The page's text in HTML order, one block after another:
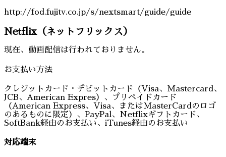
http://fod.fujitv.co.jp/s/nextsmart/guide/guide
Netflix（ネットフリックス）
現在、動画配信は行われておりません。
お支払い方法
クレジットカード・デビットカード（Visa、Mastercard、
JCB、American Expres）、プリペイドカード
（American Express、Visa、またはMasterCardのロゴ
のあるものに限定）、PayPal、Netflixギフトカード、
SoftBank経由のお支払い、iTunes経由のお支払い
対応端末